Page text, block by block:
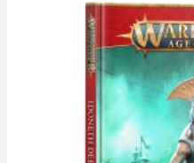
prix
initial
était :
50,00 €.
prix
actuel
est :
47,50 €.